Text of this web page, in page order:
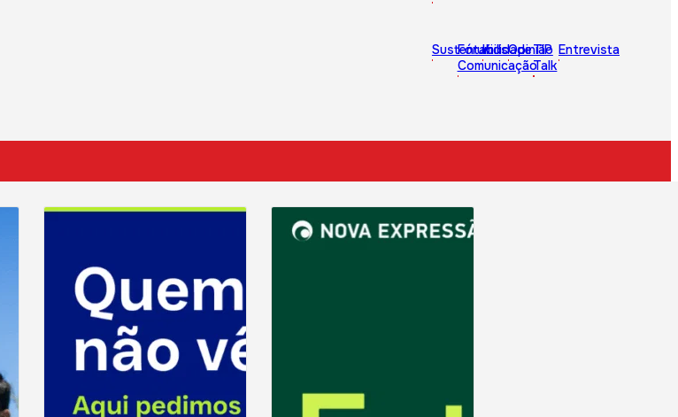
Sustentabilidade
Fórum
Comunicação
KidsOpinião
TIP
Talk
Entrevista